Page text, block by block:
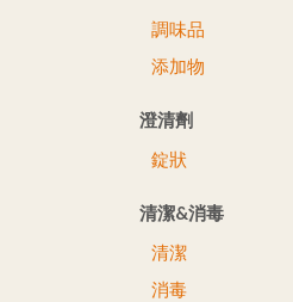
調味品
添加物
澄清劑
錠狀
清潔&消毒
清潔
消毒